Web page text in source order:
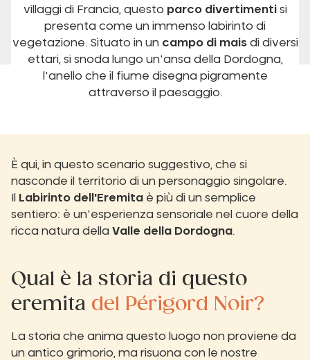
villaggi di Francia, questo parco divertimentisi
presenta come un immenso labirinto di
vegetazione. Situato in un campo di maisdi diversi
ettari, si snoda lungo un'ansa della Dordogna,
l'anello che il fiume disegna pigramente
attraverso il paesaggio.
È qui, in questo scenario suggestivo, che si
nasconde il territorio di un personaggio singolare.
Labirinto dell'Eremita è più di un semplice
sentiero: è un'esperienza sensoriale nel cuore della
ricca natura della Valle della Dordogna.
Qual è la storia di questo
eremita del Périgord Noir?
La storia che anima questo luogo non proviene da
un antico grimorio, ma risuona con le nostre